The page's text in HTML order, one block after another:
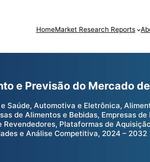
HomeMarket Research Reports
e Previsão do Mercado
Saúde, Automotiva e Eletrônica,
de Alimentos e Bebidas, Empresas
Plataformas de
e Análise Competitiva, 2024 – 2032